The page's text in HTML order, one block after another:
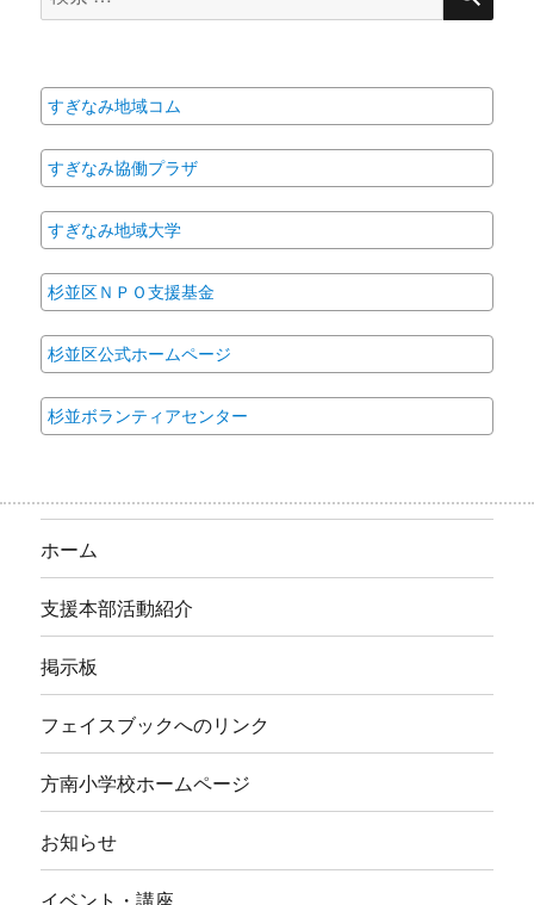
索
象:
すぎなみ地域コム
すぎなみ協働プラザ
すぎなみ地域大学
杉並区ＮＰＯ支援基金
杉並区公式ホームページ
杉並ボランティアセンター
ホーム
支援本部活動紹介
掲示板
フェイスブックへのリンク
方南小学校ホームページ
お知らせ
イベント・講座